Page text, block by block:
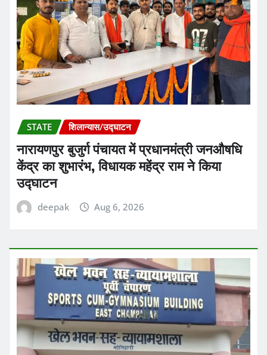
STATE शिलान्यास/उद्घाटन
नारायणपुर बुजुर्ग पंचायत में प्रधानमंत्री जनऔषधि
केंद्र का शुभारंभ, विधायक महेंद्र राम ने किया
उद्घाटन
deepak Aug 6, 2026